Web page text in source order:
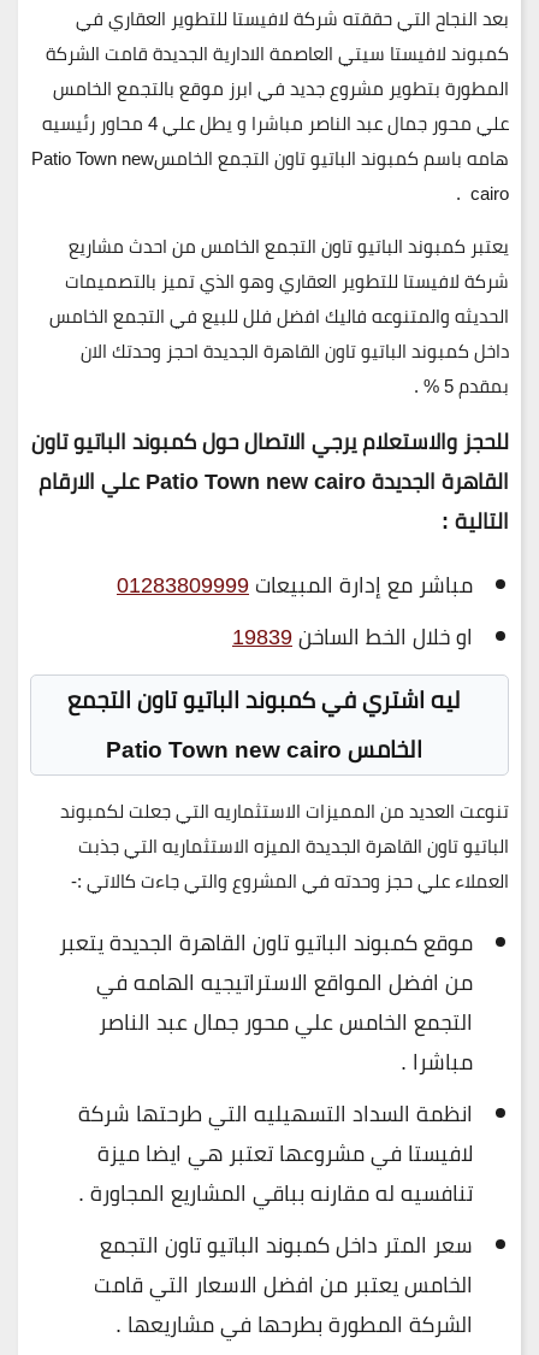
بعد النجاح التي حققته شركة لافيستا للتطوير العقاري في
كمبوند لافيستا سيتي العاصمة الادارية الجديدة قامت الشركة
المطورة بتطوير مشروع جديد في ابرز موقع بالتجمع الخامس
علي محور جمال عبد الناصر مباشرا و يطل علي 4 محاور رئيسيه
هامه باسم كمبوند الباتيو تاون التجمع الخامسPatio Town new
cairo .
يعتبر كمبوند الباتيو تاون التجمع الخامس من احدث مشاريع
شركة لافيستا للتطوير العقاري وهو الذي تميز بالتصميمات
الحديثه والمتنوعه فاليك افضل فلل للبيع في التجمع الخامس
داخل كمبوند الباتيو تاون القاهرة الجديدة احجز وحدتك الان
بمقدم 5 % .
للحجز والاستعلام يرجي الاتصال حول كمبوند الباتيو تاون
القاهرة الجديدة Patio Town new cairo علي الارقام
التالية :
مباشر مع إدارة المبيعات01283809999
او خلال الخط الساخن19839
ليه اشتري في كمبوند الباتيو تاون التجمع
الخامس Patio Town new cairo
تنوعت العديد من المميزات الاستثماريه التي جعلت لكمبوند
الباتيو تاون القاهرة الجديدة الميزه الاستثماريه التي جذبت
العملاء علي حجز وحدته في المشروع والتي جاءت كالاتي :-
موقع كمبوند الباتيو تاون القاهرة الجديدة يتعبر
من افضل المواقع الاستراتيجيه الهامه في
التجمع الخامس علي محور جمال عبد الناصر
مباشرا .
انظمة السداد التسهيليه التي طرحتها شركة
لافيستا في مشروعها تعتبر هي ايضا ميزة
تنافسيه له مقارنه بباقي المشاريع المجاورة .
سعر المتر داخل كمبوند الباتيو تاون التجمع
الخامس يعتبر من افضل الاسعار التي قامت
الشركة المطورة بطرحها في مشاريعها .